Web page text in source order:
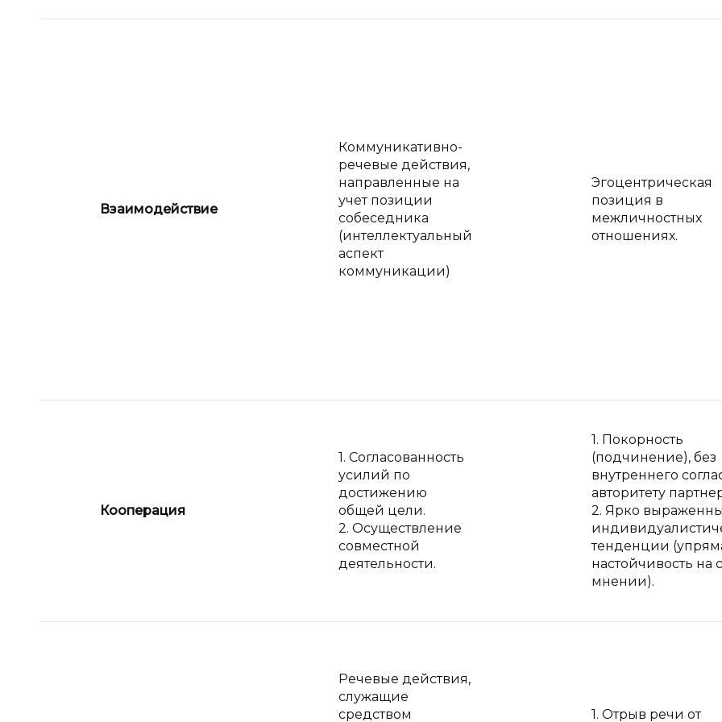
Взаимодействие
Коммуникативно-
речевые действия,
направленные на
учет позиции
собеседника
(интеллектуальный
аспект
коммуникации)
Эгоцентрическая
позиция в
межличностных
отношениях.
Кооперация
1. Согласованность
усилий по
достижению
общей цели.
2. Осуществление
совместной
деятельности.
1. Покорность
(подчинение), без
внутреннего
авторитету
2. Ярко
тенденции
настойчивость на
мнении).
Речевые действия,
служащие
средством
1. Отрыв речи от